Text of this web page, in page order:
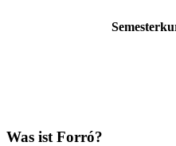
Was ist Forró?